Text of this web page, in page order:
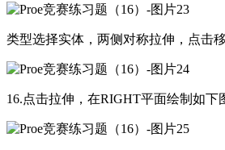
类型选择实体，两侧对称拉伸，点击
16.点击拉伸，在RIGHT平面绘制如下